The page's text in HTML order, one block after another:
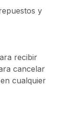
y
recibir
cancelar
cualquier